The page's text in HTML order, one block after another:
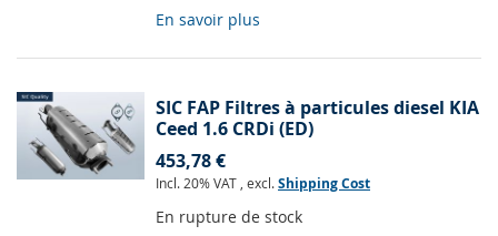
En savoir plus
SIC FAP Filtres à particules diesel KIA
Ceed 1.6 CRDi (ED)
453,78 €
Incl. 20% VAT , excl.Shipping Cost
En rupture de stock